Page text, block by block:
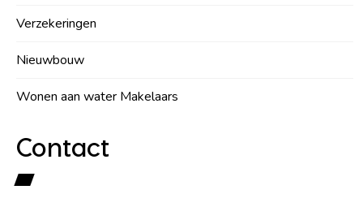
Verzekeringen
Nieuwbouw
Wonen aan water Makelaars
Contact